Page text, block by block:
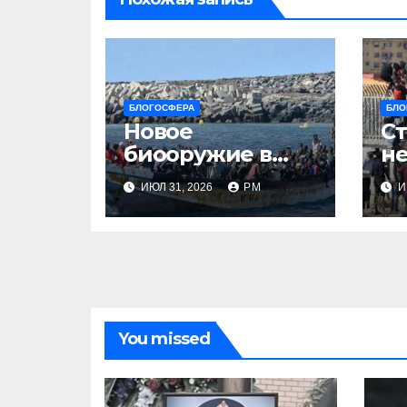
БЛОГОСФЕРА
Новое
биооружие в
Сеуте
ИЮЛ 31, 2026 РМ
You missed